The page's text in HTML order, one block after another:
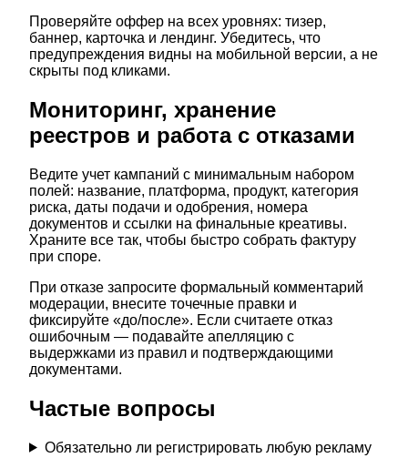
Проверяйте оффер на всех уровнях: тизер,
баннер, карточка и лендинг. Убедитесь, что
предупреждения видны на мобильной версии, а не
скрыты под кликами.
Мониторинг, хранение
реестров и работа с отказами
Ведите учет кампаний с минимальным набором
полей: название, платформа, продукт, категория
риска, даты подачи и одобрения, номера
документов и ссылки на финальные креативы.
Храните все так, чтобы быстро собрать фактуру
при споре.
При отказе запросите формальный комментарий
модерации, внесите точечные правки и
фиксируйте «до/после». Если считаете отказ
ошибочным — подавайте апелляцию с
выдержками из правил и подтверждающими
документами.
Частые вопросы
Обязательно ли регистрировать любую рекламу